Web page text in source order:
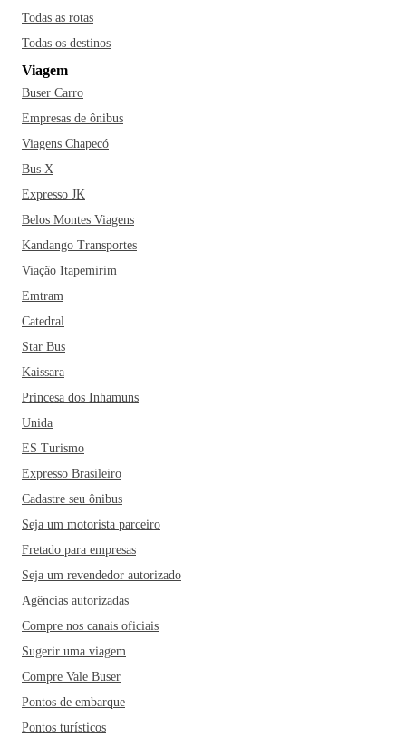
Todas as rotas
Todas os destinos
Viagem
Buser Carro
Empresas de ônibus
Viagens Chapecó
Bus X
Expresso JK
Belos Montes Viagens
Kandango Transportes
Viação Itapemirim
Emtram
Catedral
Star Bus
Kaissara
Princesa dos Inhamuns
Unida
ES Turismo
Expresso Brasileiro
Cadastre seu ônibus
Seja um motorista parceiro
Fretado para empresas
Seja um revendedor autorizado
Agências autorizadas
Compre nos canais oficiais
Sugerir uma viagem
Compre Vale Buser
Pontos de embarque
Pontos turísticos